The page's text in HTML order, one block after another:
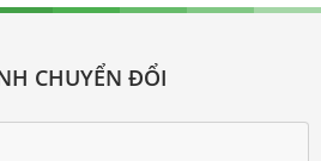
CHUYỂN ĐỔI